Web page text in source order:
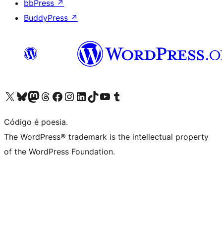
bbPress ↗
BuddyPress ↗
Acessar nossa conta do X (antigo Twitter)
Acessar nossa conta do Bluesky
Acessar nossa conta do Mastodon
Acessar nossa conta do Threads
Acessar nossa página do Facebook
Acessar nossa conta do Instagram
Acessar nossa conta do LinkedIn
Acessar nossa conta do TikTok
Acessar nosso canal do YouTube
Acessar nossa conta no Tumblr
Código é poesia.
The WordPress® trademark is the intellectual property
of the WordPress Foundation.